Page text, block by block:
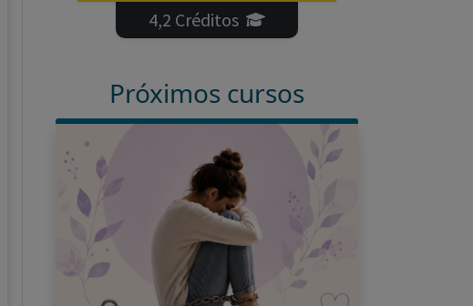
4,2 Créditos
Próximos cursos